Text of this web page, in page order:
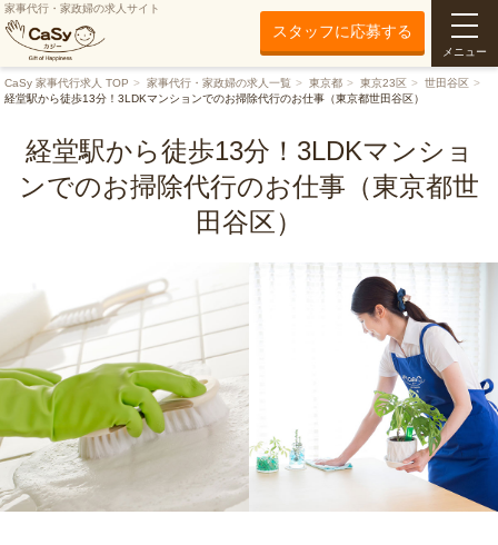
家事代行・家政婦の求人サイト
スタッフに応募する
メニュー
CaSy 家事代行求人 TOP 家事代行・家政婦の求人一覧 東京都 東京23区
世田谷区
経堂駅から徒歩13分！3LDKマンションでのお掃除代行のお仕事（東京都世田谷区）
経堂駅から徒歩13分！3LDKマンショ
ンでのお掃除代行のお仕事（東京都世
田谷区）